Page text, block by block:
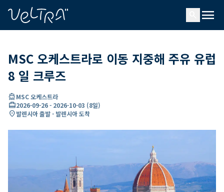
menu
MSC 오케스트라로 이동 지중해 주유 유럽
8 일 크루즈
directions_boatMSC 오케스트라
card_travel2026-09-26- 2026-10-03 (8일)
location_on발렌시아 출발 - 발렌시아 도착